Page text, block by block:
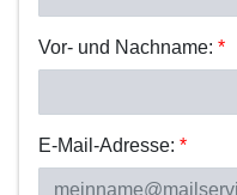
Vor- und Nachname: *
E-Mail-Adresse: *